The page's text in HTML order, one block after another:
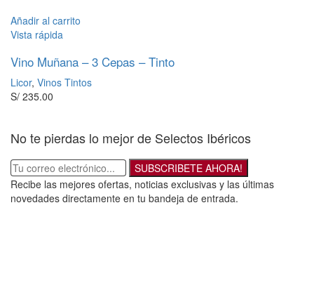
Añadir al carrito
Vista rápida
Vino Muñana – 3 Cepas – Tinto
Licor, Vinos Tintos
S/ 235.00
No te pierdas lo mejor de Selectos Ibéricos
SUBSCRIBETE AHORA!
Recibe las mejores ofertas, noticias exclusivas y las últimas
novedades directamente en tu bandeja de entrada.